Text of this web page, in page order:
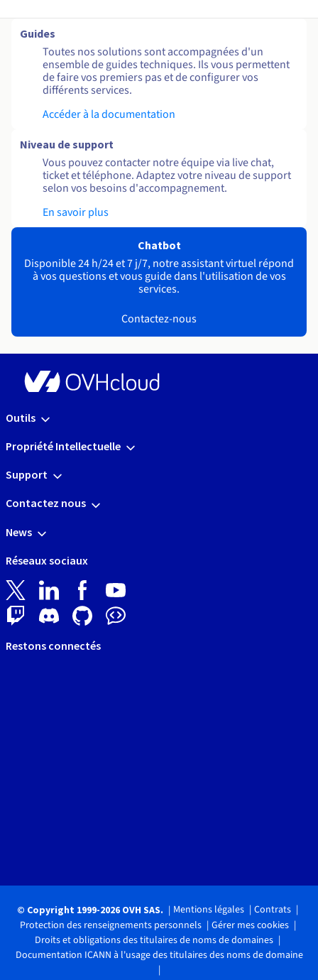
Guides
Toutes nos solutions sont accompagnées d'un
ensemble de guides techniques. Ils vous permettent
de faire vos premiers pas et de configurer vos
différents services.
Accéder à la documentation
Niveau de support
Vous pouvez contacter notre équipe via live chat,
ticket et téléphone. Adaptez votre niveau de support
selon vos besoins d'accompagnement.
En savoir plus
Chatbot
Disponible 24 h/24 et 7 j/7, notre assistant virtuel répond
à vos questions et vous guide dans l'utilisation de vos
services.
Contactez-nous
Outils
Propriété Intellectuelle
Support
Contactez nous
News
Réseaux sociaux
Restons connectés
© Copyright 1999-2026 OVH SAS. Mentions légales
Contrats
Protection des renseignements personnels
Gérer mes cookies
Droits et obligations des titulaires de noms de domaines
Documentation ICANN à l'usage des titulaires des noms de domaine